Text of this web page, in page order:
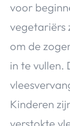
voor
vegetariërs
om de
in te vullen.
Kinderen